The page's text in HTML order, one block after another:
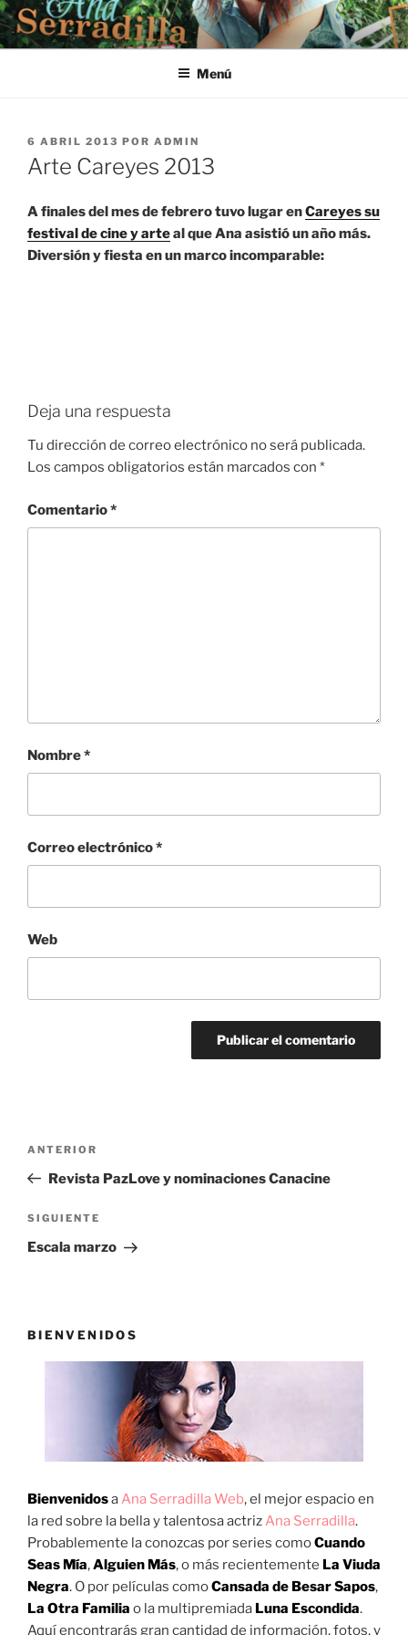
Saltar
al
contenido
Menú
PUBLICADO
EL
6 ABRIL 2013 POR ADMIN
Arte Careyes 2013
A finales del mes de febrero tuvo lugar enCareyes su
festival de cine y arteal que Ana asistió un año más.
Diversión y fiesta en un marco incomparable:
Deja una respuesta
Tu dirección de correo electrónico no será publicada.
Los campos obligatorios están marcados con *
Comentario*
Nombre*
Correo electrónico*
Web
entradas
Entrada
anterior:
ANTERIOR
Revista PazLove y nominaciones Canacine
Siguiente
entrada
SIGUIENTE
Escala marzo
BIENVENIDOS
BienvenidosaAna Serradilla Web, el mejor espacio en
la red sobre la bella y talentosa actrizAna Serradilla.
Probablemente la conozcas por series comoCuando
Seas Mía,Alguien Más, o más recientemente La Viuda
Negra. O por películas comoCansada de Besar Sapos,
La Otra Familia o la multipremiada Luna Escondida.
Aquí encontrarás gran cantidad de información, fotos, y